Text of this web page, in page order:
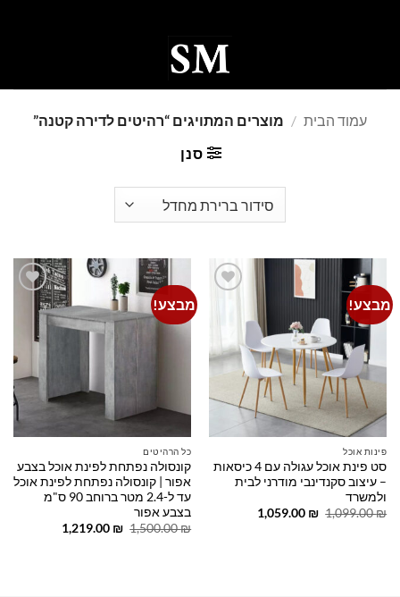
עמוד הבית / מוצרים המתויגים “רהיטים לדירה קטנה”
סנן
מבצע!
פינות אוכל
סט פינת אוכל עגולה עם 4 כיסאות
– עיצוב סקנדינבי מודרני לבית
ולמשרד
1,099.00₪
המחיר
1,059.00 ₪
המחיר
מבצע!
Add to
wishlist
כל הרהיטים
קונסולה נפתחת לפינת אוכל בצבע
אפור | קונסולה נפתחת לפינת אוכל
עד ל-2.4 מטר ברוחב 90 ס"מ
בצבע אפור
1,500.00₪
המחיר
1,219.00 ₪
המחיר